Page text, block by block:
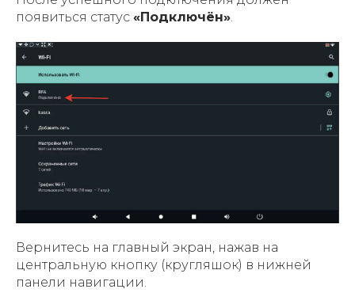
появиться статус «Подключён».
Вернитесь на главный экран, нажав на
центральную кнопку (кругляшок) в нижней
панели навигации.